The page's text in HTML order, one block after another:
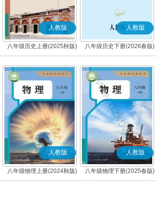
人教版
八年级历史上册(2025秋版)
(部编版)
人教版
八年级历史下册(2026春版)
(部编版)
人教版
八年级物理上册(2024秋版)
人教版
八年级物理下册(2025春版)